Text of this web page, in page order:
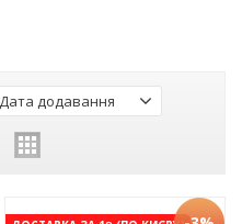
Дата додавання